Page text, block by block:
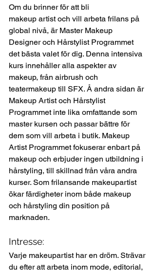
Om du brinner för att bli
makeup artist och vill arbeta frilans på
global nivå, är Master Makeup
Designer och Hårstylist Programmet
det bästa valet för dig. Denna intensiva
kurs innehåller alla aspekter av
makeup, från airbrush och
teatermakeup till SFX. Å andra sidan är
Makeup Artist och Hårstylist
Programmet inte lika omfattande som
master kursen och passar bättre för
dem som vill arbeta i butik. Makeup
Artist Programmet fokuserar enbart på
makeup och erbjuder ingen utbildning i
hårstyling, till skillnad från våra andra
kurser. Som frilansande makeupartist
ökar färdigheter inom både makeup
och hårstyling din position på
marknaden.
Intresse:
Varje makeupartist har en dröm. Strävar
du efter att arbeta inom mode, editorial,